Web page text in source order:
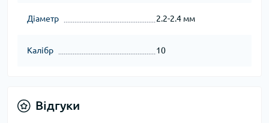
Діаметр 2.2-2.4 мм
Калібр 10
Відгуки